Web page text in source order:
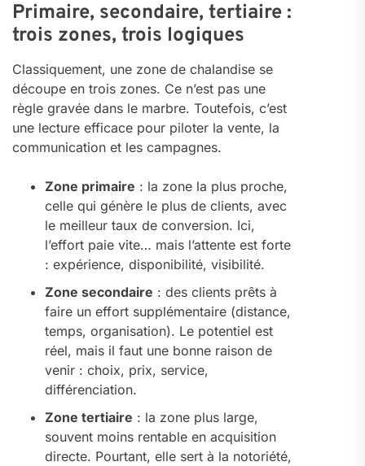
Primaire, secondaire, tertiaire :
trois zones, trois logiques
Classiquement, une zone de chalandise se
découpe en trois zones. Ce n’est pas une
règle gravée dans le marbre. Toutefois, c’est
une lecture efficace pour piloter la vente, la
communication et les campagnes.
Zone primaire : la zone la plus proche,
celle qui génère le plus de clients, avec
le meilleur taux de conversion. Ici,
l’effort paie vite… mais l’attente est forte
: expérience, disponibilité, visibilité.
Zone secondaire : des clients prêts à
faire un effort supplémentaire (distance,
temps, organisation). Le potentiel est
réel, mais il faut une bonne raison de
venir : choix, prix, service,
différenciation.
Zone tertiaire : la zone plus large,
souvent moins rentable en acquisition
directe. Pourtant, elle sert à la notoriété,